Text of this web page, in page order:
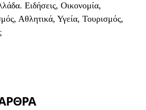
Ειδήσεις, Οικονομία,
Αθλητικά, Υγεία, Τουρισμός,